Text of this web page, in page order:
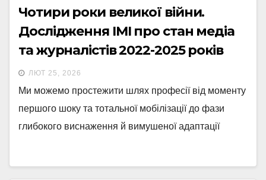
Чотири роки великої війни.
Дослідження ІМІ про стан медіа
та журналістів 2022-2025 років
ЛЮТ 25, 2026
Ми можемо простежити шлях професії від моменту
першого шоку та тотальної мобілізації до фази
глибокого виснаження й вимушеної адаптації